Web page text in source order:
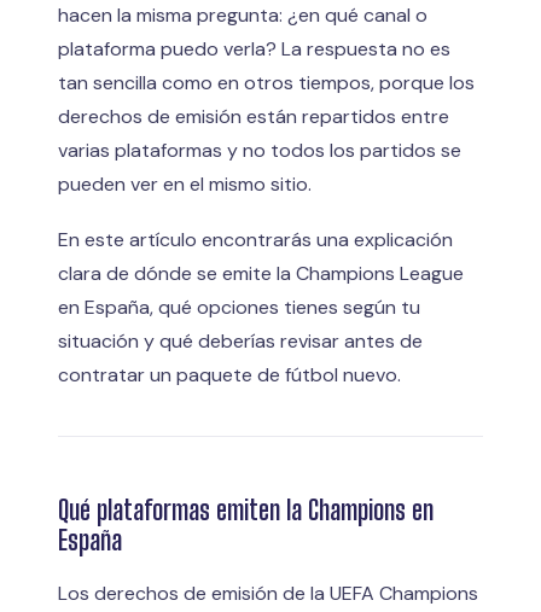
hacen la misma pregunta: ¿en qué canal o
plataforma puedo verla? La respuesta no es
tan sencilla como en otros tiempos, porque los
derechos de emisión están repartidos entre
varias plataformas y no todos los partidos se
pueden ver en el mismo sitio.
En este artículo encontrarás una explicación
clara de dónde se emite la Champions League
en España, qué opciones tienes según tu
situación y qué deberías revisar antes de
contratar un paquete de fútbol nuevo.
Qué plataformas emiten la Champions en
España
Los derechos de emisión de la UEFA Champions